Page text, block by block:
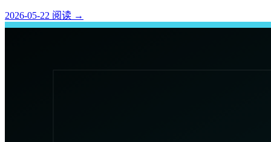
2026-05-22 阅读 →